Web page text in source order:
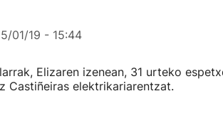
01/19 - 15:44
Elizaren izenean, 31 urteko
Castiñeiras elektrikariarentzat.